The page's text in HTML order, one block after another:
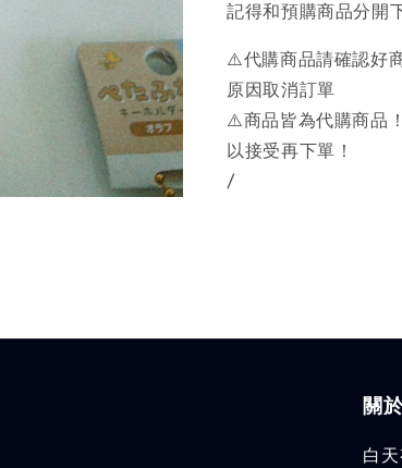
記得和預購商品分開
⚠️代購商品請確認好
原因取消訂單
⚠️商品皆為代購商品
以接受再下單！
/
關
白